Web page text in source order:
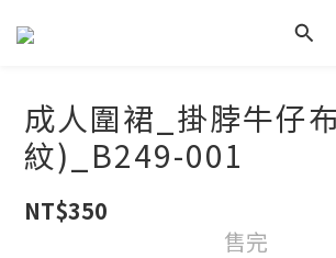
成人圍裙_掛脖牛仔
紋)_B249-001
NT$350
售完